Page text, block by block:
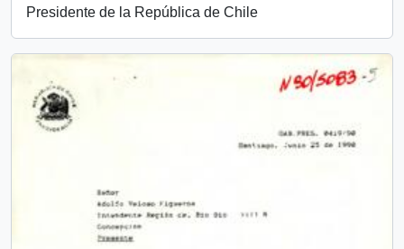
Presidente de la República de Chile